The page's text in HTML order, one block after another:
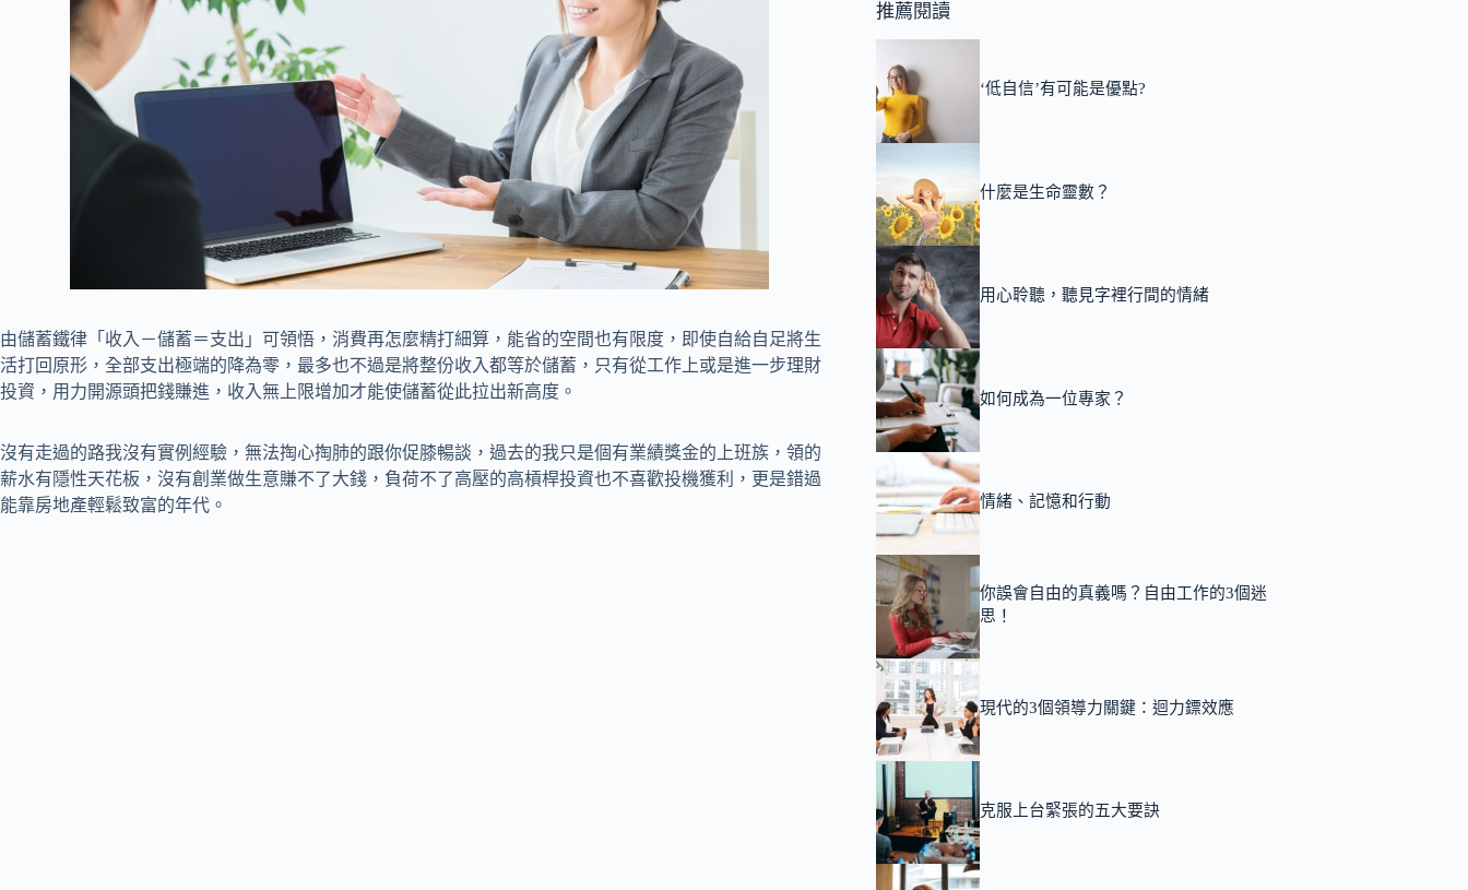
由儲蓄鐵律「收入－儲蓄＝支出」可領悟，消費再怎麼精打細算，能省的空間也有限度，即使自給自足將生
活打回原形，全部支出極端的降為零，最多也不過是將整份收入都等於儲蓄，只有從工作上或是進一步理財
投資，用力開源頭把錢賺進，收入無上限增加才能使儲蓄從此拉出新高度。
沒有走過的路我沒有實例經驗，無法掏心掏肺的跟你促膝暢談，過去的我只是個有業績獎金的上班族，領的
薪水有隱性天花板，沒有創業做生意賺不了大錢，負荷不了高壓的高槓桿投資也不喜歡投機獲利，更是錯過
能靠房地產輕鬆致富的年代。
推薦閱讀
‘低自信’有可能是優點?
什麼是生命靈數？
用心聆聽，聽見字裡行間的情緒
如何成為一位專家？
情緒、記憶和行動
你誤會自由的真義嗎？自由工作的3個迷
思！
現代的3個領導力關鍵：迴力鏢效應
克服上台緊張的五大要訣